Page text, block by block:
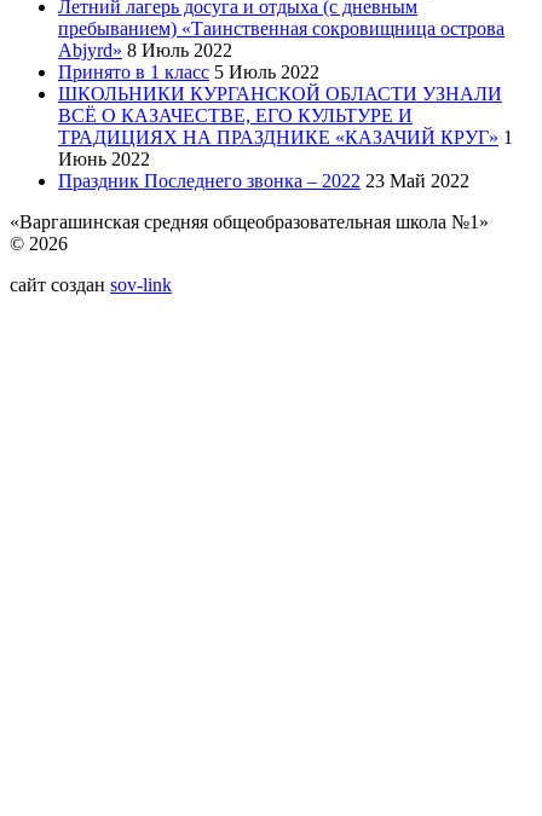
Летний лагерь досуга и отдыха (с дневным
пребыванием) «Таинственная сокровищница острова
Abjyrd» 8 Июль 2022
Принято в 1 класс 5 Июль 2022
ШКОЛЬНИКИ КУРГАНСКОЙ ОБЛАСТИ УЗНАЛИ
ВСЁ О КАЗАЧЕСТВЕ, ЕГО КУЛЬТУРЕ И
ТРАДИЦИЯХ НА ПРАЗДНИКЕ «КАЗАЧИЙ КРУГ» 1
Июнь 2022
Праздник Последнего звонка – 2022 23 Май 2022
«Варгашинская средняя общеобразовательная школа №1»
© 2026
сайт создан sov-link